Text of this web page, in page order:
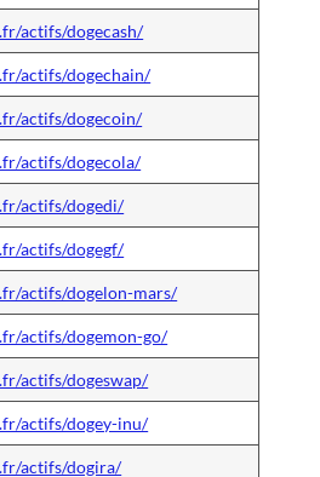
actifs/dogecash/
actifs/dogechain/
actifs/dogecoin/
actifs/dogecola/
actifs/dogedi/
actifs/dogegf/
actifs/dogelon-mars/
actifs/dogemon-go/
actifs/dogeswap/
actifs/dogey-inu/
actifs/dogira/